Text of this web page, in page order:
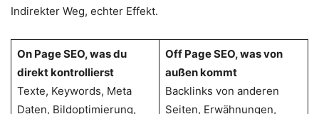
Indirekter Weg, echter Effekt.
On Page SEO, was du
direkt kontrollierst
Texte, Keywords, Meta
Daten, Bildoptimierung,
Off Page SEO, was von
außen kommt
Backlinks von anderen
Seiten, Erwähnungen,